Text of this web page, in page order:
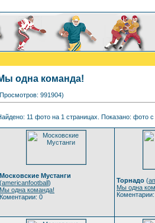
одна команда!
991904)
11 фото на 1 страницах. Показано: фото с
Московские Мустанги
(americanfootball)
Мы одна команда!
Коментарии: 0
Торнадо (
Мы одна